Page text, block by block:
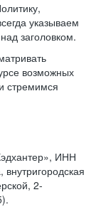
указываем
заголовком.
возможных
стремимся
ИНН
2-